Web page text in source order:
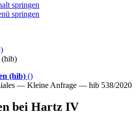
springen
springen
(hib)
(hib) ()
— Kleine Anfrage — hib 538/2020
bei Hartz IV